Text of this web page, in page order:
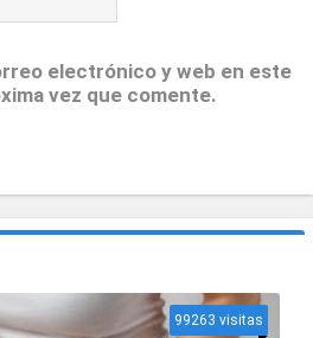
electrónico y web en este
vez que comente.
99263 visitas